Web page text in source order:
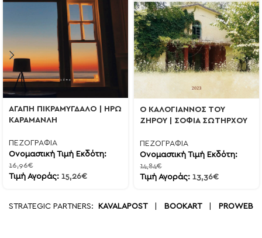
ΑΓΑΠΗ ΠΙΚΡΑΜΥΓΔΑΛΟ | ΗΡΩ
ΚΑΡΑΜΑΝΛΗ
ΠΕΖΟΓΡΑΦΙΑ
Ονομαστική Τιμή Εκδότη:
16,96€
Τιμή Αγοράς: 15,26€
Ο ΚΑΛΟΓΙΑΝΝΟΣ ΤΟΥ
ΖΗΡΟΥ | ΣΟΦΙΑ ΣΩΤΗΡΧΟΥ
ΠΕΖΟΓΡΑΦΙΑ
Ονομαστική Τιμή Εκδότη:
14,84€
Τιμή Αγοράς: 13,36€
STRATEGIC PARTNERS: KAVALAPOST| BOOKART| PROWEB